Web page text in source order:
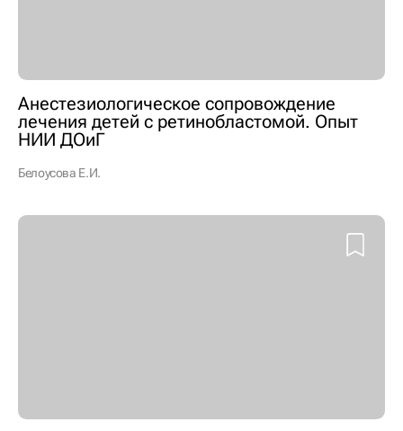
Анестезиологическое сопровождение
лечения детей с ретинобластомой. Опыт
НИИ ДОиГ
Белоусова Е.И.